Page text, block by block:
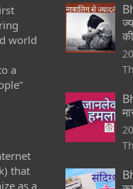
world
a
that
as a